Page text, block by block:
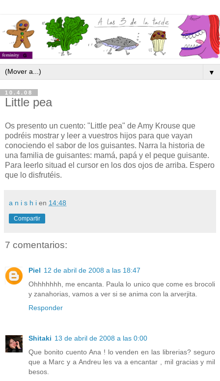
▼
10.4.08
Little pea
Os presento un cuento: "Little pea" de Amy Krouse que
podréis mostrar y leer a vuestros hijos para que vayan
conociendo el sabor de los guisantes. Narra la historia de
una familia de guisantes: mamá, papá y el peque guisante.
Para leerlo situad el cursor en los dos ojos de arriba. Espero
que lo disfrutéis.
a n i s h i en 14:48
Compartir
7 comentarios:
Piel 12 de abril de 2008 a las 18:47
Ohhhhhhh, me encanta. Paula lo unico que come es brocoli
y zanahorias, vamos a ver si se anima con la arverjita.
Responder
Shitaki 13 de abril de 2008 a las 0:00
Que bonito cuento Ana ! lo venden en las librerias? seguro
que a Marc y a Andreu les va a encantar , mil gracias y mil
besos.